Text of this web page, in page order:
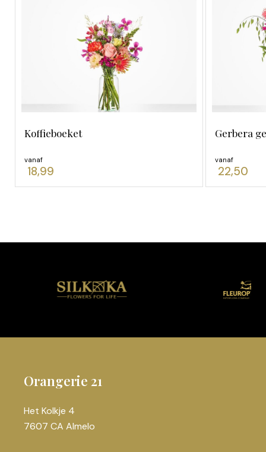
Koffieboeket
vanaf
18,99
Gerbera
vanaf
22,50
Orangerie 21
Het Kolkje 4
7607 CA Almelo